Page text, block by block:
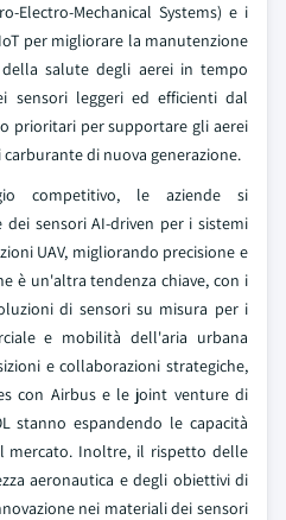
Electro-Mechanical Systems) e i
per migliorare la manutenzione
salute degli aerei in tempo
sensori leggeri ed efficienti dal
prioritari per supportare gli aerei
di nuova generazione.
competitivo, le aziende si
sensori AI-driven per i sistemi
UAV, migliorando precisione e
è un'altra tendenza chiave, con i
di sensori su misura per i
e mobilità dell'aria urbana
e collaborazioni strategiche,
con Airbus e le joint venture di
stanno espandendo le capacità
mercato. Inoltre, il rispetto delle
aeronautica e degli obiettivi di
nei materiali dei sensori